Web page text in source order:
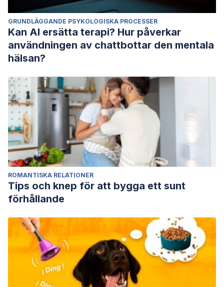
GRUNDLÄGGANDE PSYKOLOGISKA PROCESSER
Kan AI ersätta terapi? Hur påverkar
användningen av chattbottar den mentala
hälsan?
ROMANTISKA RELATIONER
Tips och knep för att bygga ett sunt
förhållande